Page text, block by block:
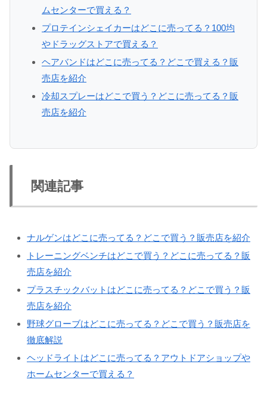
ムセンターで買える？
プロテインシェイカーはどこに売ってる？100均
やドラッグストアで買える？
ヘアバンドはどこに売ってる？どこで買える？販
売店を紹介
冷却スプレーはどこで買う？どこに売ってる？販
売店を紹介
関連記事
ナルゲンはどこに売ってる？どこで買う？販売店を紹介
トレーニングベンチはどこで買う？どこに売ってる？販
売店を紹介
プラスチックバットはどこに売ってる？どこで買う？販
売店を紹介
野球グローブはどこに売ってる？どこで買う？販売店を
徹底解説
ヘッドライトはどこに売ってる？アウトドアショップや
ホームセンターで買える？